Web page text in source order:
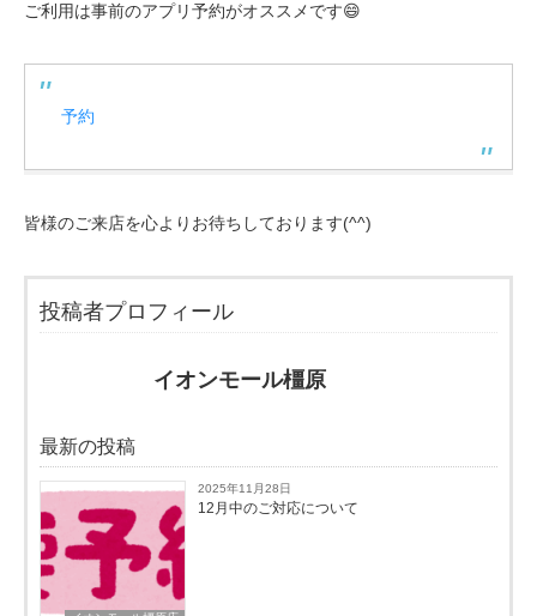
ご利用は事前のアプリ予約がオススメです😄
予約
皆様のご来店を心よりお待ちしております(^^)
投稿者プロフィール
イオンモール橿原
最新の投稿
2025年11月28日
12月中のご対応について